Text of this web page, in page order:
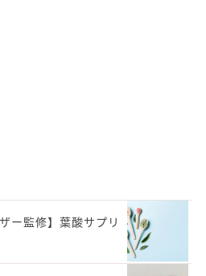
ー監修】葉酸サプリ